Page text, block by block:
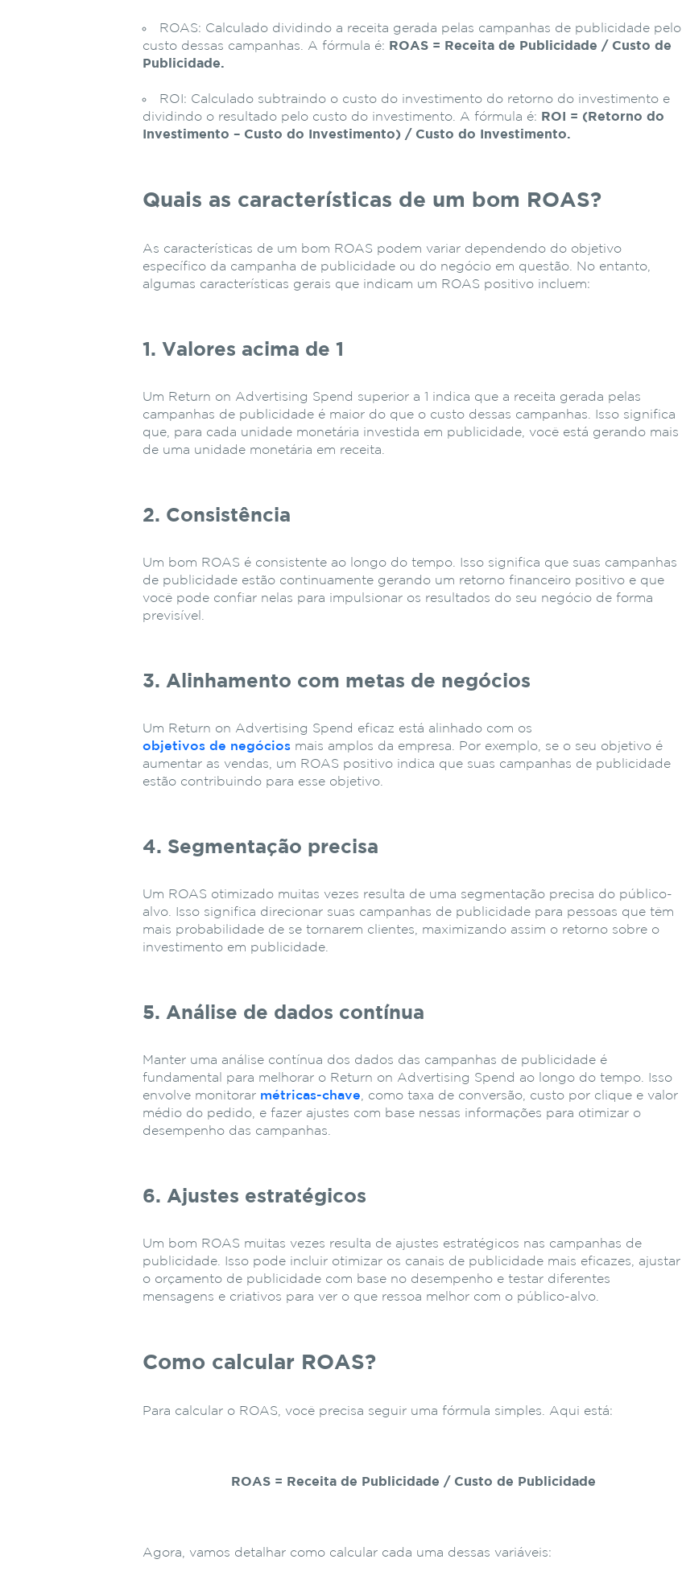
ROAS: Calculado dividindo a receita gerada pelas campanhas de publicidade pelo
custo dessas campanhas. A fórmula é: ROAS = Receita de Publicidade / Custo de
Publicidade.
ROI: Calculado subtraindo o custo do investimento do retorno do investimento e
dividindo o resultado pelo custo do investimento. A fórmula é: ROI = (Retorno do
Investimento – Custo do Investimento) / Custo do Investimento.
Quais as características de um bom ROAS?
As características de um bom ROAS podem variar dependendo do objetivo
específico da campanha de publicidade ou do negócio em questão. No entanto,
algumas características gerais que indicam um ROAS positivo incluem:
1. Valores acima de 1
Um Return on Advertising Spend superior a 1 indica que a receita gerada pelas
campanhas de publicidade é maior do que o custo dessas campanhas. Isso significa
que, para cada unidade monetária investida em publicidade, você está gerando mais
de uma unidade monetária em receita.
2. Consistência
Um bom ROAS é consistente ao longo do tempo. Isso significa que suas campanhas
de publicidade estão continuamente gerando um retorno financeiro positivo e que
você pode confiar nelas para impulsionar os resultados do seu negócio de forma
previsível.
3. Alinhamento com metas de negócios
Um Return on Advertising Spend eficaz está alinhado com os
objetivos de negócios mais amplos da empresa. Por exemplo, se o seu objetivo é
aumentar as vendas, um ROAS positivo indica que suas campanhas de publicidade
estão contribuindo para esse objetivo.
4. Segmentação precisa
Um ROAS otimizado muitas vezes resulta de uma segmentação precisa do público-
alvo. Isso significa direcionar suas campanhas de publicidade para pessoas que têm
mais probabilidade de se tornarem clientes, maximizando assim o retorno sobre o
investimento em publicidade.
5. Análise de dados contínua
Manter uma análise contínua dos dados das campanhas de publicidade é
fundamental para melhorar o Return on Advertising Spend ao longo do tempo. Isso
envolve monitorar métricas-chave, como taxa de conversão, custo por clique e valor
médio do pedido, e fazer ajustes com base nessas informações para otimizar o
desempenho das campanhas.
6. Ajustes estratégicos
Um bom ROAS muitas vezes resulta de ajustes estratégicos nas campanhas de
publicidade. Isso pode incluir otimizar os canais de publicidade mais eficazes, ajustar
o orçamento de publicidade com base no desempenho e testar diferentes
mensagens e criativos para ver o que ressoa melhor com o público-alvo.
Como calcular ROAS?
Para calcular o ROAS, você precisa seguir uma fórmula simples. Aqui está:
ROAS = Receita de Publicidade / Custo de Publicidade
Agora, vamos detalhar como calcular cada uma dessas variáveis: